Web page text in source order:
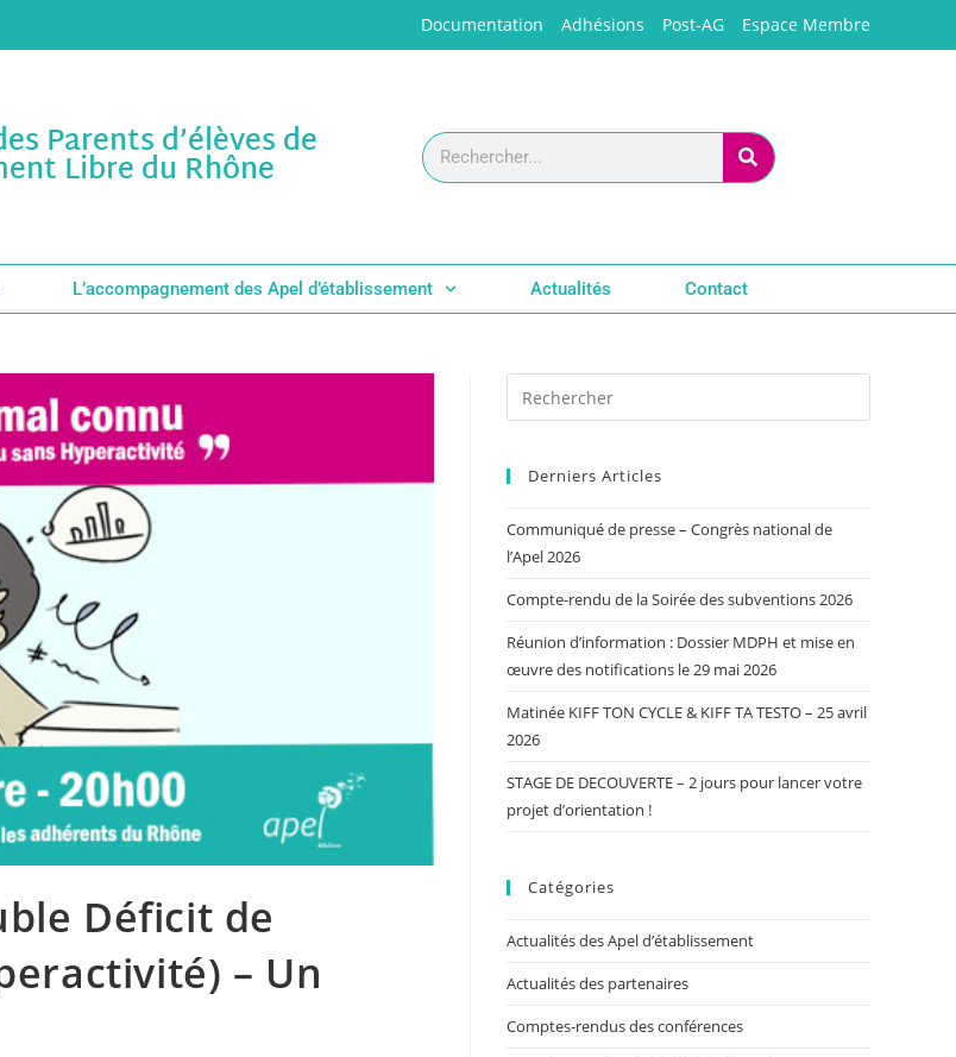
Documentation Adhésions Post-AG Espace Membre
Parents d’élèves de
Libre du Rhône
L’accompagnement des Apel d’établissement Actualités Contact
Déficit de
– Un
Derniers Articles
Communiqué de presse – Congrès national de
l’Apel 2026
Compte-rendu de la Soirée des subventions 2026
Réunion d’information : Dossier MDPH et mise en
œuvre des notifications le 29 mai 2026
Matinée KIFF TON CYCLE & KIFF TA TESTO – 25 avril
2026
STAGE DE DECOUVERTE – 2 jours pour lancer votre
projet d’orientation !
Catégories
Actualités des Apel d’établissement
Actualités des partenaires
Comptes-rendus des conférences